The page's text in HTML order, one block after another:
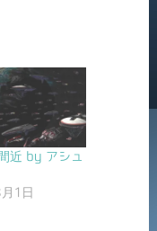
近 by アシュ
1日